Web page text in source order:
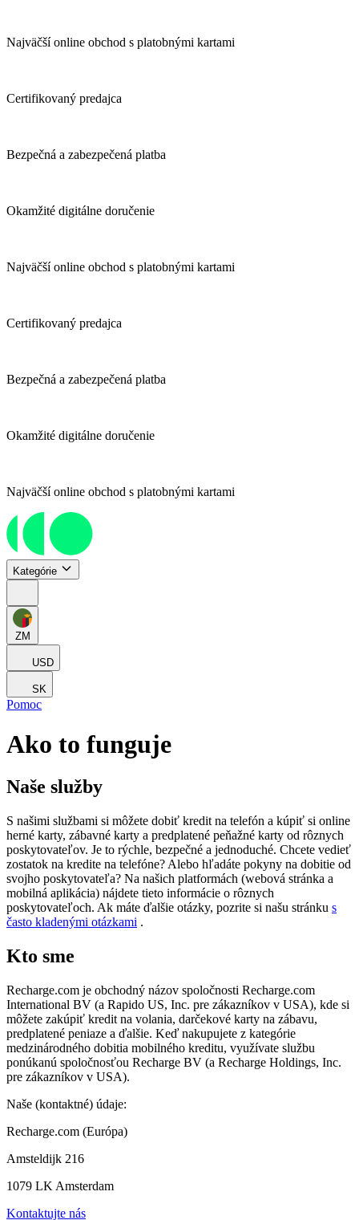
Najväčší online obchod s platobnými kartami
Certifikovaný predajca
Bezpečná a zabezpečená platba
Okamžité digitálne doručenie
Najväčší online obchod s platobnými kartami
Certifikovaný predajca
Bezpečná a zabezpečená platba
Okamžité digitálne doručenie
Najväčší online obchod s platobnými kartami
Kategórie
ZM
USD
SK
Pomoc
Ako to funguje
Naše služby
S našimi službami si môžete dobiť kredit na telefón a kúpiť si online
herné karty, zábavné karty a predplatené peňažné karty od rôznych
poskytovateľov. Je to rýchle, bezpečné a jednoduché. Chcete vedieť
zostatok na kredite na telefóne? Alebo hľadáte pokyny na dobitie od
svojho poskytovateľa? Na našich platformách (webová stránka a
mobilná aplikácia) nájdete tieto informácie o rôznych
poskytovateľoch. Ak máte ďalšie otázky, pozrite si našu stránku s
často kladenými otázkami .
Kto sme
Recharge.com je obchodný názov spoločnosti Recharge.com
International BV (a Rapido US, Inc. pre zákazníkov v USA), kde si
môžete zakúpiť kredit na volania, darčekové karty na zábavu,
predplatené peniaze a ďalšie. Keď nakupujete z kategórie
medzinárodného dobitia mobilného kreditu, využívate službu
ponúkanú spoločnosťou Recharge BV (a Recharge Holdings, Inc.
pre zákazníkov v USA).
Naše (kontaktné) údaje:
Recharge.com (Európa)
Amsteldijk 216
1079 LK Amsterdam
Kontaktujte nás